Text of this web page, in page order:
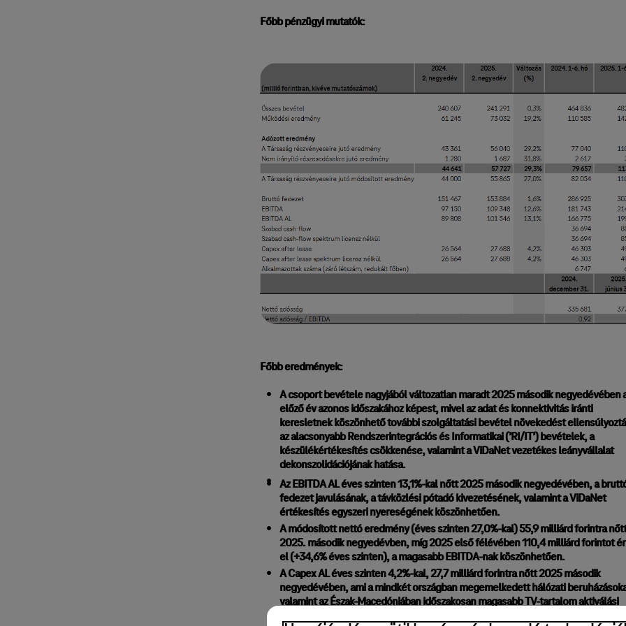
Főbb pénzügyi mutatók:
Főbb eredmények:
A csoport bevétele nagyjából változatlan maradt 2025 második negyedévében
előző év azonos időszakához képest, mivel az adat és konnektivitás iránti
keresletnek köszönhető további szolgáltatási bevétel növekedést
az alacsonyabb Rendszerintegrációs és Informatikai (’RI/IT’) bevételek, a
készülékértékesítés csökkenése, valamint a ViDaNet vezetékes leányvállalat
dekonszolidációjának hatása.
Az EBITDA AL éves szinten 13,1%-kal nőtt 2025 második negyedévében, a
fedezet javulásának, a távközlési pótadó kivezetésének, valamint a ViDaNet
értékesítés egyszeri nyereségének köszönhetően.
A módosított nettó eredmény (éves szinten 27,0%-kal) 55,9 milliárd forintra nőtt
2025. második negyedévben, míg 2025 első félévében 110,4 milliárd forintot
el (+34,6% éves szinten), a magasabb EBITDA-nak köszönhetően.
A Capex AL éves szinten 4,2%-kal, 27,7 milliárd forintra nőtt 2025 második
negyedévében, ami a mindkét országban megemelkedett hálózati
valamint az Észak-Macedóniában időszakosan magasabb TV-tartalom aktiválási